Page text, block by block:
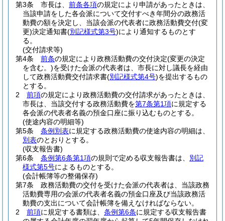
第3条
市長は、 前条各項の規定により申請があったときは、
当該申請をした各会派について交付すべき年間分の政務活
動費の額を決定し、当該会派の代表者に政務活動費交付(変
更)決定通知書(別記様式第3号)により通知するものとす
る。
(交付請求等)
第4条
前条の規定により政務活動費の交付決定(変更の決定
を含む。)を受けた会派の代表者は、市長に対し議長を経由
して政務活動費交付請求書(別記様式第4号)を提出するもの
とする。
2
前項の規定により政務活動費の交付請求があったときは、
市長は、当該交付する政務活動費を第7条第1項に規定する
各会派の代表者名義の預金口座に振り込むものとする。
(使途内容の明細等)
第5条
条例別表に規定する政務活動費の使途内容の明細は、
別表のとおりとする。
(収支報告書)
第6条
条例第6条第1項の規則で定める収支報告書は、 別記
様式第5号によるものとする。
(会計帳簿等の整備保存)
第7条
政務活動費の交付を受けた会派の代表者は、当該政務
活動費専用の会派の代表者名義の預金口座及び当該政務活
動費の支出について会計帳簿を備えなければならない。
2
前項に規定する書類は、 条例第6条に規定する収支報告書